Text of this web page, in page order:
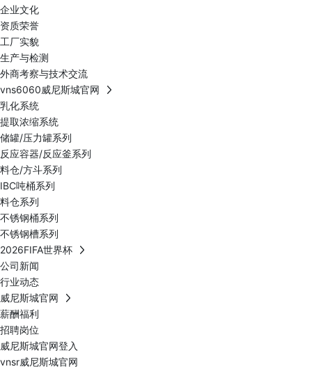
企业文化
资质荣誉
工厂实貌
生产与检测
外商考察与技术交流
vns6060威尼斯城官网
乳化系统
提取浓缩系统
储罐/压力罐系列
反应容器/反应釜系列
料仓/方斗系列
IBC吨桶系列
料仓系列
不锈钢桶系列
不锈钢槽系列
2026FIFA世界杯
公司新闻
行业动态
威尼斯城官网
薪酬福利
招聘岗位
威尼斯城官网登入
vnsr威尼斯城官网